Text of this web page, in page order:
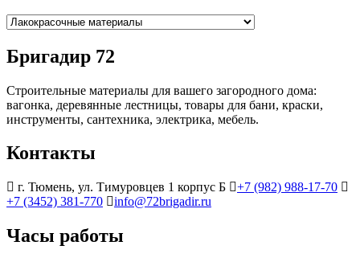
Бригадир 72
Строительные материалы для вашего загородного дома:
вагонка, деревянные лестницы, товары для бани, краски,
инструменты, сантехника, электрика, мебель.
Контакты
г. Тюмень, ул. Тимуровцев 1 корпус Б
+7 (982) 988-17-70
+7 (3452) 381-770
info@72brigadir.ru
Часы работы